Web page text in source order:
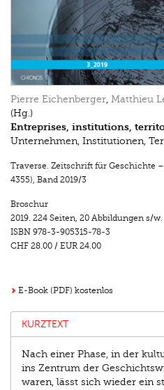
Pierre Eichenberger, Matthieu
(Hg.)
Entreprises, institutions,
Unternehmen, Institutionen,
Traverse. Zeitschrift für Geschichte –
4355), Band 2019/3
Broschur
2019. 224 Seiten, 20 Abbildungen s/w.
ISBN 978-3-905315-78-3
CHF 28.00 / EUR 24.00
E-Book (PDF) kostenlos
KURZTEXT
Nach einer Phase, in der
ins Zentrum der
waren, lässt sich wieder ein